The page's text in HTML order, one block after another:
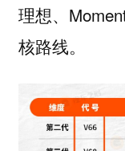
理想、
核路线。